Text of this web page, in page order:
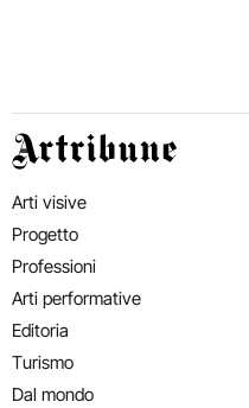
Artribune
Arti visive
Progetto
Professioni
Arti performative
Editoria
Turismo
Dal mondo